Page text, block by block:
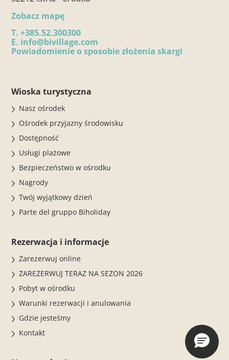
Zobacz mapę
T. +385.52.300300
E. info@bivillage.com
Powiadomienie o sposobie złożenia skargi
Wioska turystyczna
Nasz ośrodek
Ośrodek przyjazny środowisku
Dostępność
Usługi plażowe
Bezpieczeństwo w ośrodku
Nagrody
Twój wyjątkowy dzień
Parte del gruppo Biholiday
Rezerwacja i informacje
Zarezerwuj online
ZAREZERWUJ TERAZ NA SEZON 2026
Pobyt w ośrodku
Warunki rezerwacji i anulowania
Gdzie jesteśmy
Kontakt